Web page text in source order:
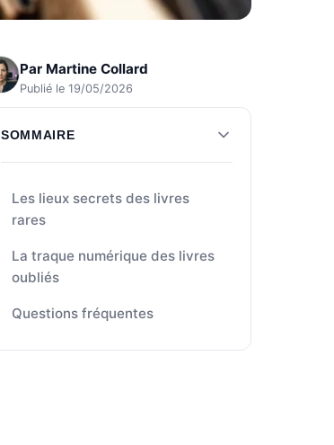
Par Martine Collard
Publié le 19/05/2026
SOMMAIRE
Les lieux secrets des livres
rares
La traque numérique des livres
oubliés
Questions fréquentes